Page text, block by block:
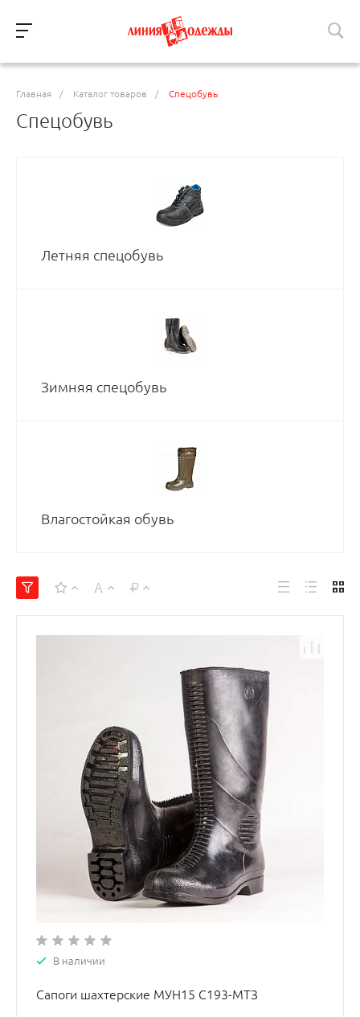
Главная / Каталог товаров / Спецобувь
Спецобувь
Летняя спецобувь
Зимняя спецобувь
Влагостойкая обувь
В наличии
Сапоги шахтерские МУН15 С193-МТЗ